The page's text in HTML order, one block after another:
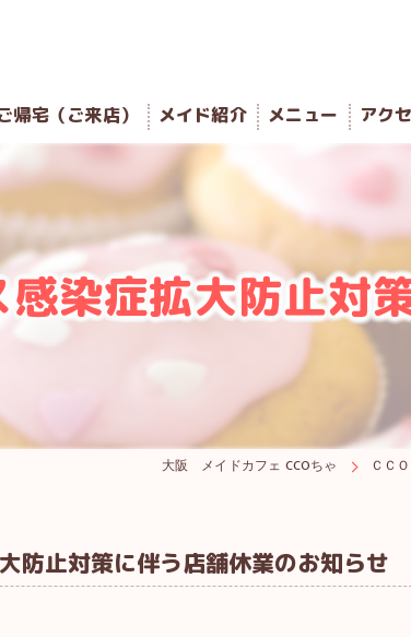
帰宅（ご来店） メイド紹介 メニュー アク
染症拡大防止対
大阪 メイドカフェ CCOちゃ ＣＣ
防止対策に伴う店舗休業のお知らせ